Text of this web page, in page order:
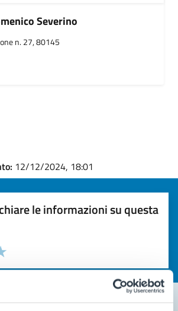
Severino
n. 27, 80145
12/12/2024, 18:01
le informazioni su questa
informazioni (da 1 a 5 stelle)
di stelle per valutare la chiarezza delle
5 stelle su 5
4 stelle su 5
su 5
su 5
5